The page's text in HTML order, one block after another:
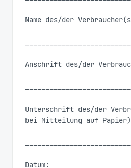
Name des/der
Anschrift des/der
Unterschrift des/der
bei Mitteilung auf
Datum: